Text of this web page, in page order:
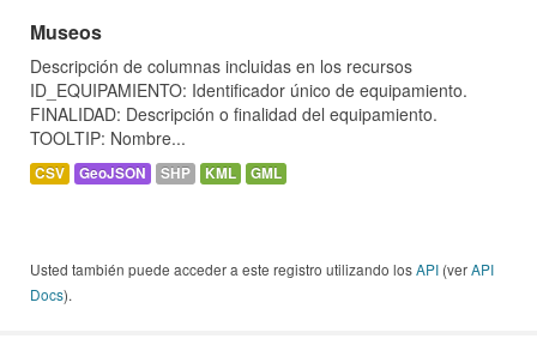
Museos
Descripción de columnas incluidas en los recursos
ID_EQUIPAMIENTO: Identificador único de equipamiento.
FINALIDAD: Descripción o finalidad del equipamiento.
TOOLTIP: Nombre...
CSV GeoJSON SHP KML GML
Usted también puede acceder a este registro utilizando losAPI (verAPI
Docs).